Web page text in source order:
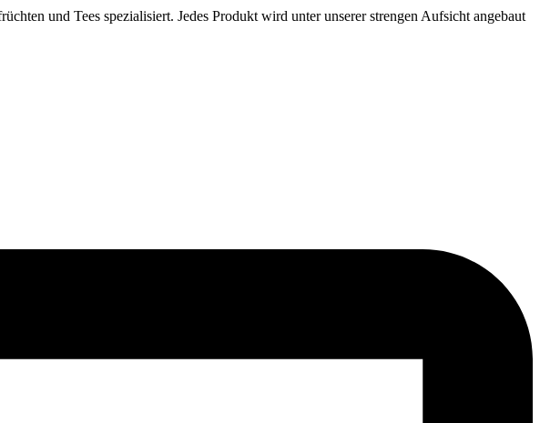
und Tees spezialisiert. Jedes Produkt wird unter unserer strengen Aufsicht angebaut